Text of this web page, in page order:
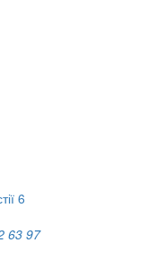
6
63 97